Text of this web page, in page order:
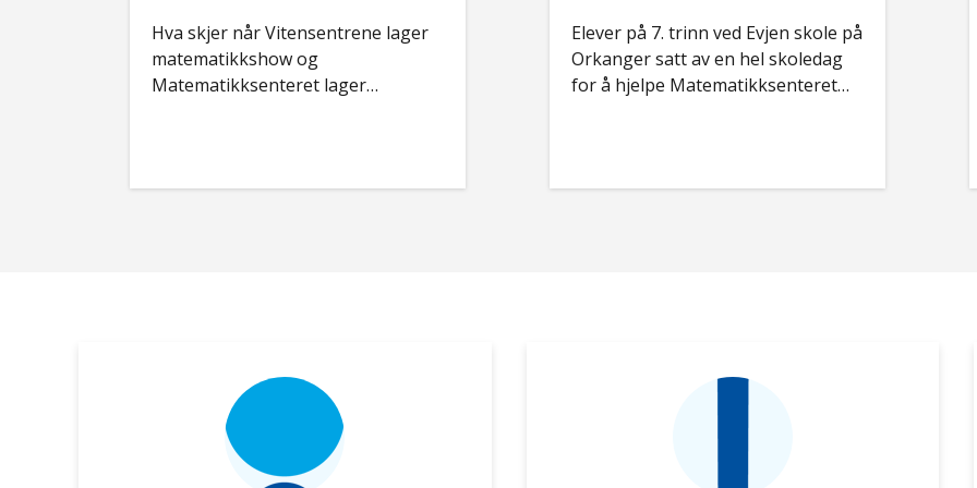
Hva skjer når Vitensentrene lager
matematikkshow og
Matematikksenteret lager
Elever på 7. trinn ved Evjen skole på
Orkanger satt av en hel skoledag
for å hjelpe Matematikksenteret